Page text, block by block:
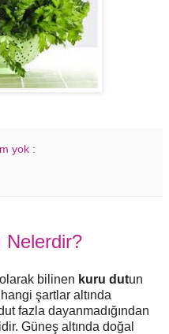
yok :
Nelerdir?
bilinen kuru dutun
şartlar altında
fazla dayanmadığından
Güneş altında doğal